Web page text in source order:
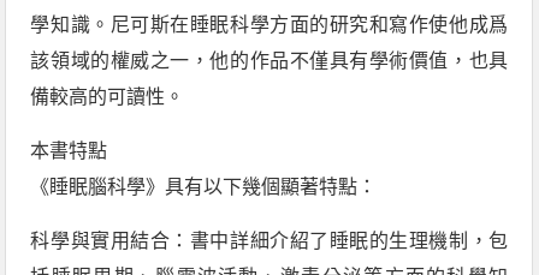
學知識。尼可斯在睡眠科學方面的研究和寫作使他成爲
該領域的權威之一，他的作品不僅具有學術價值，也具
備較高的可讀性。
本書特點
《睡眠腦科學》具有以下幾個顯著特點：
科學與實用結合：書中詳細介紹了睡眠的生理機制，包